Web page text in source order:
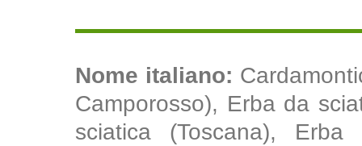
Nome italiano:
Camporosso), Erba da
sciatica (Toscana),